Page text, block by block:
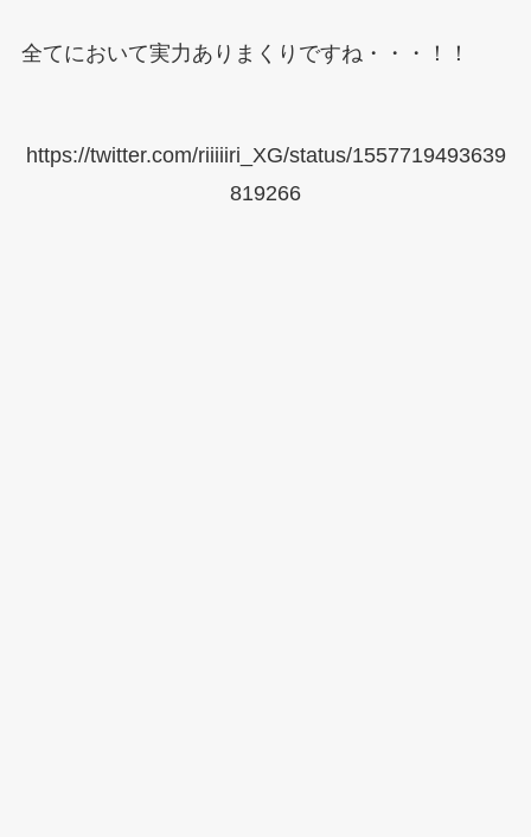
全てにおいて実力ありまくりですね・・・！！
https://twitter.com/riiiiiri_XG/status/1557719493639
819266